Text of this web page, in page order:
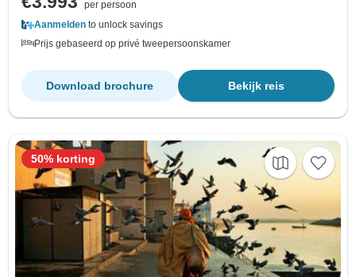
per persoon
Aanmelden to unlock savings
Prijs gebaseerd op privé tweepersoonskamer
Bekijk reis
Download brochure
50% korting